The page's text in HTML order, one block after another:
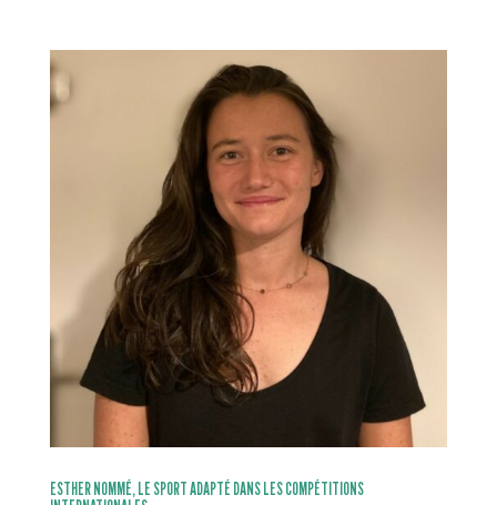
ESTHER NOMMÉ, LE SPORT ADAPTÉ DANS LES COMPÉTITIONS